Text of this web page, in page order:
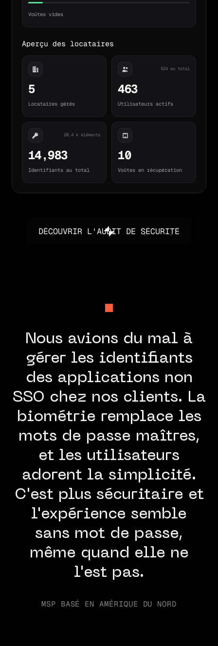
Voûtes vides
Aperçu des locataires
5
Locataires gérés
524 au total
463
Utilisateurs actifs
20,4 k éléments
14,983
Identifiants au total
10
Voûtes en récupération
DÉCOUVRIR L'AUDIT DE SÉCURITÉ
DÉCOUVRIR L'AUDIT DE SÉCURITÉ
Nous avions du mal à
gérer les identifiants
des applications non
SSO chez nos clients. La
biométrie remplace les
mots de passe maîtres,
et les utilisateurs
adorent la simplicité.
C'est plus sécuritaire et
l'expérience semble
sans mot de passe,
même quand elle ne
l'est pas.
MSP BASÉ EN AMÉRIQUE DU NORD